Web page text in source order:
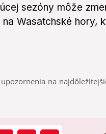
sezóny môže
Wasatchské hory,
na